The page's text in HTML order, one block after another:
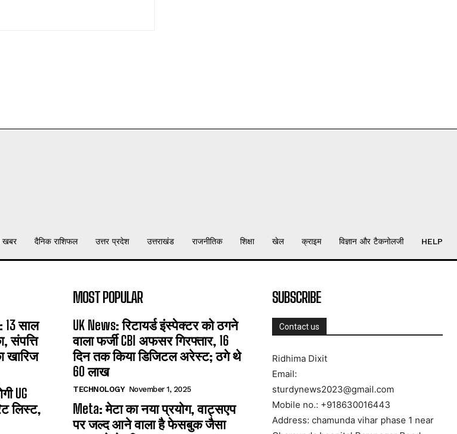
खबर दैनिक राशिफल उत्तर प्रदेश उत्तराखंड राजनीतिक शिक्षा खेल क्राइम विज्ञान और टैकनोलजी HELP
13 साल
संपत्ति
खारिज
UG
लिस्ट,
MOST POPULAR
UK News: रिटायर्ड इंस्पेक्टर को ठगने
वाला फर्जी CBI अफसर गिरफ्तार, 16
दिन तक किया डिजिटल अरेस्ट; ठगे थे
60 लाख
TECHNOLOGY November 1, 2025
Meta: मेटा का नया प्रयोग, वाट्सएप
पर जल्द आने वाला है फेसबुक जैसा
SUBSCRIBE
Contact us
Ridhima Dixit
Email:
sturdynews2023@gmail.com
Mobile no.: +918630016443
Address: chamunda vihar phase 1 near